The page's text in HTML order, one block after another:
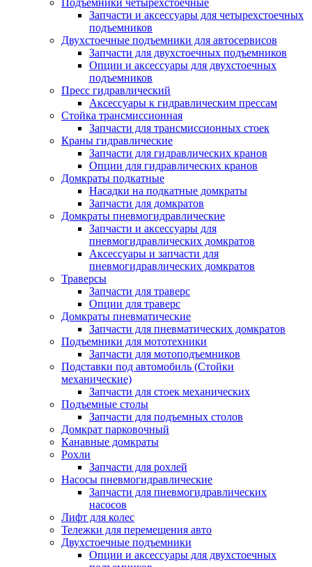
Подъемники четырехстоечные
Запчасти и аксессуары для четырехстоечных
подъемников
Двухстоечные подъемники для автосервисов
Запчасти для двухстоечных подъемников
Опции и аксессуары для двухстоечных
подъемников
Пресс гидравлический
Аксессуары к гидравлическим прессам
Стойка трансмиссионная
Запчасти для трансмиссионных стоек
Краны гидравлические
Запчасти для гидравлических кранов
Опции для гидравлических кранов
Домкраты подкатные
Насадки на подкатные домкраты
Запчасти для домкратов
Домкраты пневмогидравлические
Запчасти и аксессуары для
пневмогидравлических домкратов
Аксессуары и запчасти для
пневмогидравлических домкратов
Траверсы
Запчасти для траверс
Опции для траверс
Домкраты пневматические
Запчасти для пневматических домкратов
Подъемники для мототехники
Запчасти для мотоподъемников
Подставки под автомобиль (Стойки
механические)
Запчасти для стоек механических
Подъемные столы
Запчасти для подъемных столов
Домкрат парковочный
Канавные домкраты
Рохли
Запчасти для рохлей
Насосы пневмогидравлические
Запчасти для пневмогидравлических
насосов
Лифт для колес
Тележки для перемещения авто
Двухстоечные подъемники
Опции и аксессуары для двухстоечных